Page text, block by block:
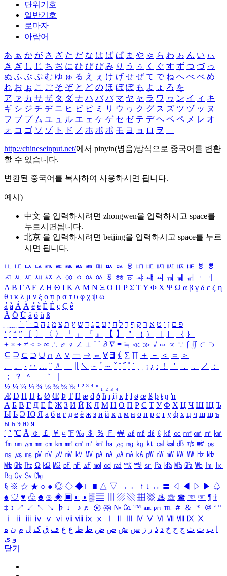
단위기호
일반기호
로마자
아랍어
あ ぁ か が さ ざ た だ な は ば ぱ ま や ゃ ら わ ゎ ん い ぃ
き ぎ し じ ち ぢ に ひ び ぴ み り う ぅ く ぐ す ず つ づ っ
ぬ ふ ぶ ぷ む ゆ ゅ る え ぇ け げ せ ぜ て で ね へ べ ぺ め
れ お ぉ こ ご そ ぞ と ど の ほ ぼ ぽ も よ ょ ろ を
ア ァ カ サ ザ タ ダ ナ ハ バ パ マ ヤ ャ ラ ワ ヮ ン イ ィ キ
ギ シ ジ チ ヂ ニ ヒ ビ ピ ミ リ ウ ゥ ク グ ス ズ ツ ヅ ッ ヌ
フ ブ プ ム ユ ュ ル エ ェ ケ ゲ セ ゼ テ デ ヘ ベ ペ メ レ オ
ォ コ ゴ ソ ゾ ト ド ノ ホ ボ ポ モ ヨ ョ ロ ヲ ―
http://chineseinput.net/에서 pinyin(병음)방식으로 중국어를 변환
할 수 있습니다.
변환된 중국어를 복사하여 사용하시면 됩니다.
예시)
中文 을 입력하시려면 zhongwen을 입력하시고 space를
누르시면됩니다.
北京 을 입력하시려면 beijing을 입력하시고 space를 누르
시면 됩니다.
ㅥ ㅦ ㅧ ㅨ ㅩ ㅪ ㅫ ㅬ ㅭ ㅮ ㅯ ㅰ ㅱ ㅲ ㅳ ㅴ ㅵ ㅶ ㅷ ㅸ
ㅹ
ㅺ ㅻ ㅼ ㅽ ㅾ ㅿ ㆀ ㆁ ㆂ ㆃ ㆄ ㆅ ㆆ ㆇ ㆈ ㆉ ㆊ ㆋ ㆌ ㆍ
ㆎ
Α Β ΓΔ Ε Ζ Η Θ Ι ΚΛ Μ Ν Ξ Ο Π Ρ Σ ΤΥ Φ Χ Ψ Ω α β γ δ ε ζ η
θ ι κ λ μ ν ξ ο π ρ σ τ υ φ χ ψ ω
á à Á À é è É È ç Ç ê
Ä Ö Ü ä ö ü ß
ִֶֹ ֻּ ׁׂ פ ם ן ו ט א ר ק ף ך ל ח י ע כ ג ד ש ץ ת צ מ נ ה ב
‘ ’ “ ” 〔 〕 〈 〉 「 」 『 』 【 】 ＂ （ ） ［ ］ ｛ ｝
± × ÷ ≠ ≤ ≥ ∞ ∴ ♂ ♀ ∠ ⊥ ⌒ ∂ ∇ ≡ ≒ ≪ ≫ √ ∽ ∝ ∵ ∫ ∬ ∈ ∋
⊆ ⊇ ⊂ ⊃ ∪ ∩ ∧ ∨ ￢ ⇒ ⇔ ∀ ∃ ∮ ∑ ∏ ＋ － ＜ ＝
＞
、
。 · ‥ … ¨ 〃 ― ＼ ∼ ´ ～ ˇ ˘ ˝ ˚ ˙ ¸ ¡ ¿ ː ！ ＇ ， ． ／
：
；
？ ＾ ｀
½ ⅓ ⅔ ¼ ¾ ⅛ ⅜ ⅝ ⅞ ¹ ² ³ ⁴ ⁿ ₁ ₂ ₃ ₄
Æ Ð Ħ Ĳ Ł Ø Œ Þ Ŧ Ŋ æ đ ð ħ ı ĳ ĸ ŀ ł ø œ ß þ ŧ ŋ ŉ
А Б В Г Д Е Ё Ж З И Й К Л М Н О П Р С Т У Ф Х Ц Ч Ш Щ Ъ
Ы Ь Э Ю Я а б в г д е ё ж з и й к л м н о п р с т у ф х ц ч ш щ ъ
ы ь э ю я
′ ″ ℃ Å ￠ ￡ ￥ ¤ ℉ ‰ ＄ ％ Ｆ ￦ ㎕ ㎖ ㎗ ℓ ㎘ ㏄ ㎣ ㎤ ㎥ ㎦
㎙ ㎚ ㎛ ㎜ ㎝ ㎞ ㎟ ㎠ ㎡ ㎢ ㏊ ㎍ ㎎ ㎏ ㏏ ㎈ ㎉ ㏈ ㎧ ㎨ ㎰
㎱ ㎲ ㎳ ㎴ ㎵ ㎶ ㎷ ㎸ ㎹ ㎀ ㎁ ㎂ ㎃ ㎄ ㎺ ㎻ ㎽ ㎾ ㎿ ㎐ ㎑
㎒ ㎓ ㎔ Ω ㏀ ㏁ ㎊ ㎋ ㎌ ㏖ ㏅ ㎭ ㎮ ㎯ ㏛ ㎩ ㎪ ㎫ ㎬ ㏝ ㏐
㏓
㏃ ㏉ ㏜ ㏆
§ ※ ☆ ★ ○ ● ◎ ◇ ◆ □ ■ △ ▽ → ← ↑ ↓ ↔ 〓 ◁ ◀ ▷ ▶ ♤
♠ ♡ ♥ ♧ ♣ ⊙ ◈ ▣ ◐ ◑ ▒ ▤ ▨ ▧ ▦ ▩ ♨ ☏ ☎ ☜ ☞ ¶ †
‡ ↕ ↗ ↙ ↖ ↘ ♭ ♩ ♪ ♬ ㉿ ㈜ № ㏇ ™ ㏂ ㏘ ℡ ＃ ＆ ＊ ＠ ª º
ⅰ
ⅱ ⅲ ⅳ ⅴ ⅵ ⅶ ⅷ ⅸ ⅹ Ⅳ Ⅴ Ⅵ Ⅶ Ⅷ Ⅸ Ⅹ
ب ت ث ج ح خ د ذ ر ز س ش ص ض ط ظ ع غ ف ق ک ل م ن ه
و ی
닫기